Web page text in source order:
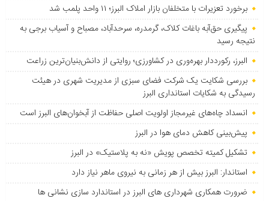
برخورد تعزیرات با متخلفان بازار املاک البرز؛ ۱۱ واحد پلمب شد
پیگیری حق‌آبه باغات کلاک، گرمدره، سرحدآباد، مصباح و آسیاب برجی به
نتیجه رسید
البرز، رکورددار بهره‌وری در کشاورزی؛ روایتی از دانش‌بنیان‌ترین زراعت
بررسی شکایت یک شرکت فضای سبزی از مدیریت شهری در هیئت
رسیدگی به شکایات استانداری البرز
انسداد چاه‌های غیرمجاز اولویت اصلی حفاظت از آبخوان‌های البرز است
پیش‌بینی کاهش دمای هوا در البرز
تشکیل کمیته تخصص پویش «نه به پلاستیک» در البرز
استاندار: البرز بیش از هر زمانی به نیروی ماهر نیاز دارد
ضرورت همکاری شهرداری های البرز در استاندارد سازی نشانی ها